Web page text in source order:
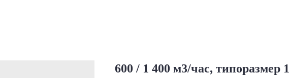
600 / 1 400 м3/час, типоразмер 1